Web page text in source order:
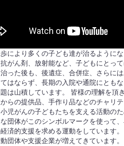
により多くの子ども達が治るように
がん剤、放射能など、子どもにとっ
治った後も、後遺症、合併症、さらに
はならず、長期の入院や通院にとも
は山積しています。 皆様の理解を頂
らの提供品、手作り品などのチャリ
児がんの子どもたちを支える活動の
団体がこのシンボルマークを使って
済的支援を求める運動をしています
団体や支援企業が増えてきています